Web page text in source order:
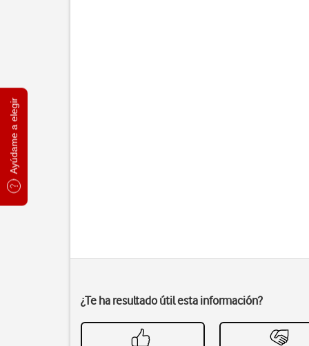
Ayúdame a elegir
¿Te ha resultado útil esta información?